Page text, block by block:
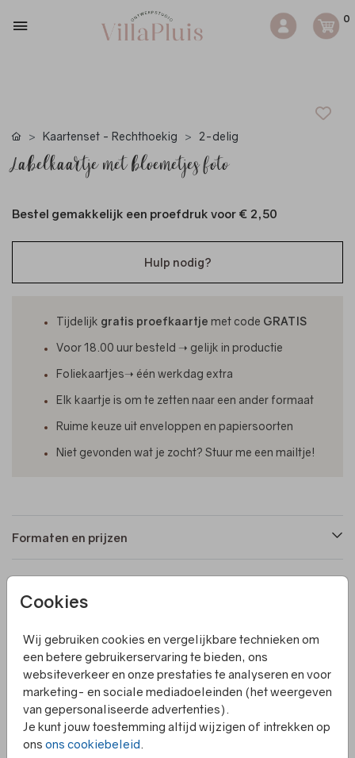
0
Cookies
Wij gebruiken cookies en vergelijkbare technieken om
een betere gebruikerservaring te bieden, ons
websiteverkeer en onze prestaties te analyseren en voor
marketing- en sociale mediadoeleinden (het weergeven
van gepersonaliseerde advertenties).
Je kunt jouw toestemming altijd wijzigen of intrekken op
ons ons cookiebeleid
Kaartenset - Rechthoekig 2-delig
Labelkaartje met bloemetjes foto
Bestel gemakkelijk een proefdruk voor € 2,50
Hulp nodig?
Tijdelijk gratis proefkaartje met code GRATIS
Voor 18.00 uur besteld ➝ gelijk in productie
Foliekaartjes➝ één werkdag extra
Elk kaartje is om te zetten naar een ander formaat
Ruime keuze uit enveloppen en papiersoorten
Niet gevonden wat je zocht? Stuur me een mailtje!
Formaten en prijzen
Productinformatie
Omschrijving
Het labelkaartje met bloemetjesfoto is een uniek en
origineel geboortekaartje. Het kaartje is vormgegeven in
de vorm van een bloem en heeft een koperfolie afdruk.
Het kaartje is een echt uniek kaartje en perfect voor een
bijzondere gelegenheid! Het kaartje is gemaakt van
hoogwaardig materiaal en zal zeker indruk maken op
Toon meer